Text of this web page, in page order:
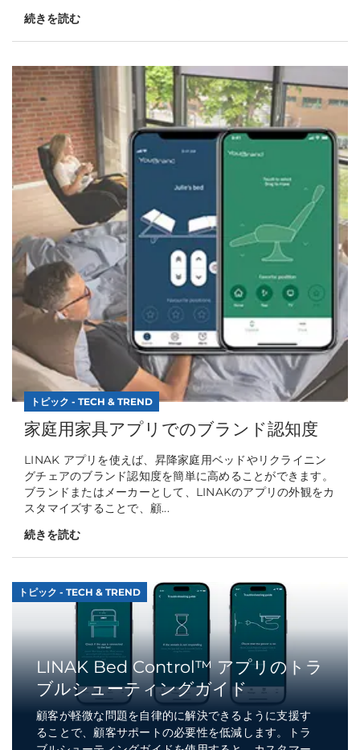
続きを読む
トピック - TECH & TREND
家庭用家具アプリでのブランド認知度
LINAK アプリを使えば、昇降家庭用ベッドやリクライニン
グチェアのブランド認知度を簡単に高めることができます。
ブランドまたはメーカーとして、LINAKのアプリの外観をカ
スタマイズすることで、顧...
続きを読む
トピック - TECH & TREND
LINAK Bed Control™ アプリのトラ
ブルシューティングガイド
顧客が軽微な問題を自律的に解決できるように支援す
ることで、顧客サポートの必要性を低減します。トラ